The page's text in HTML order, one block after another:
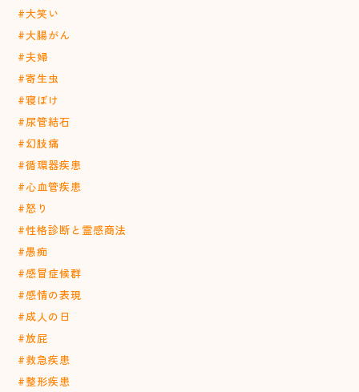
#大笑い
#大腸がん
#夫婦
#寄生虫
#寝ぼけ
#尿管結石
#幻肢痛
#循環器疾患
#心血管疾患
#怒り
#性格診断と霊感商法
#愚痴
#感冒症候群
#感情の表現
#成人の日
#放屁
#救急疾患
#整形疾患